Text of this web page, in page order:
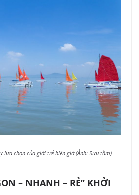
lựa chọn của giới trẻ hiện giờ (Ảnh: Sưu tầm)
– NHANH – RẺ” KHỞI